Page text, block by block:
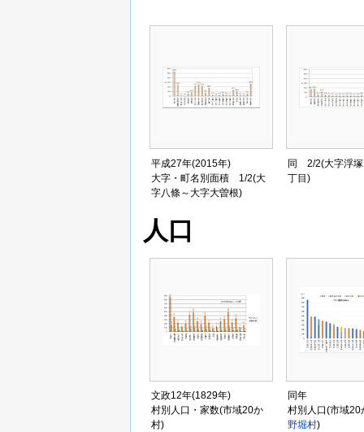
平成27年(2015年)
大字・町名別面積 1/2(大
字八條～大字大曽根)
同 2/2(大字浮塚
丁目)
人口
文政12年(1829年)
村別人口・家数(市域20か
村)
同年
村別人口(市域20
野堀村)